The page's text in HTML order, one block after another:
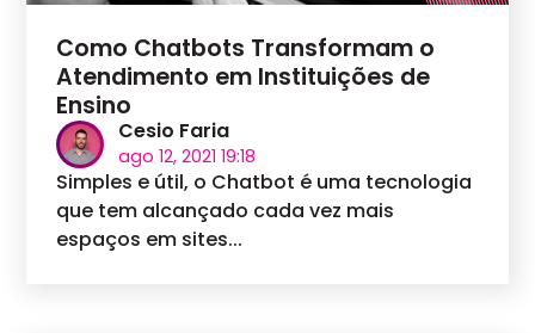
Como Chatbots Transformam o
Atendimento em Instituições de
Ensino
Cesio Faria
ago 12, 2021 19:18
Simples e útil, o Chatbot é uma tecnologia
que tem alcançado cada vez mais
espaços em sites...